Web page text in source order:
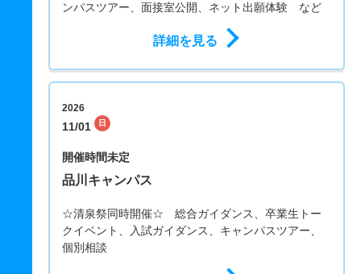
ンパスツアー、面接室公開、ネット出願体験 など
詳細を見る
2026
11/01 日
開催時間未定
品川キャンパス
☆清泉祭同時開催☆ 総合ガイダンス、卒業生トー
クイベント、入試ガイダンス、キャンパスツアー、
個別相談